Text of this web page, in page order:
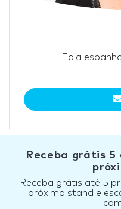
Fala
Receba grátis 5
Receba grátis até 5
próximo stand e